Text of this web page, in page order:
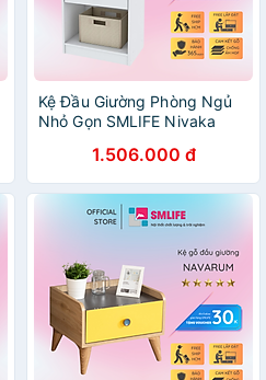
Kệ Đầu Giường Phòng Ngủ
Nhỏ Gọn SMLIFE Nivaka
1.506.000 đ